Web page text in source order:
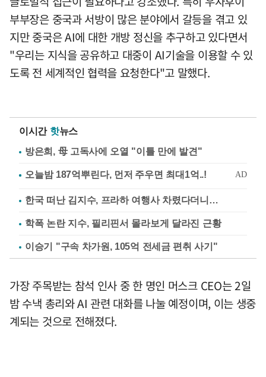
부부장은 중국과 서방이 많은 분야에서 갈등을 겪고 있
지만 중국은 AI에 대한 개방 정신을 추구하고 있다면서
"우리는 지식을 공유하고 대중이 AI기술을 이용할 수 있
도록 전 세계적인 협력을 요청한다"고 말했다.
이시간 핫뉴스
방은희, 母 고독사에 오열 "이틀 만에 발견"
한국 떠난 김지수, 프라하 여행사 차렸다더니…
학폭 논란 지수, 필리핀서 몰라보게 달라진 근황
이승기 "구속 차가원, 105억 전세금 편취 사기"
가장 주목받는 참석 인사 중 한 명인 머스크 CEO는 2일
밤 수낵 총리와 AI 관련 대화를 나눌 예정이며, 이는 생중
계되는 것으로 전해졌다.